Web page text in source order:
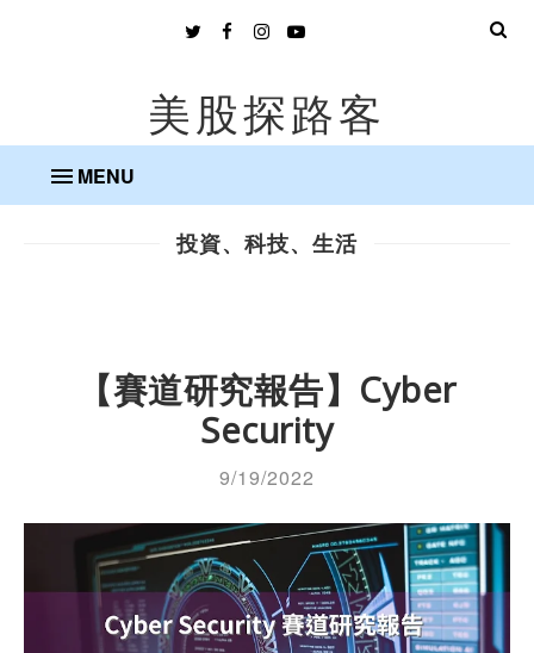
美股探路客
MENU
投資、科技、生活
【賽道研究報告】Cyber
Security
9/19/2022